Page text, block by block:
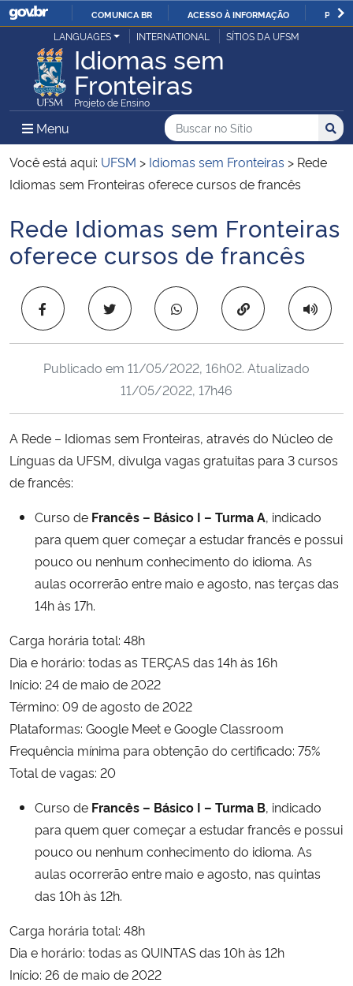
IR
PARA
O
COMUNICA BR ACESSO À INFORMAÇÃO
Ministério da Justiça e Segurança Pública
Ministério da Defesa
Ministério das Relações Exteriores
Ministério da Infraestrutura
Ministério da Educação
Ministério da Cidadania
Ministério da Ciência, Tecnologia, Inovações e Comunicações
Controladoria-Geral da União
Ministério da Mulher, da Família e dos Direitos Humanos
Secretaria de Governo
Gabinete de Segurança Institucional
Advocacia-Geral da União
Planalto
LANGUAGES INTERNATIONAL SÍTIOS DA UFSM
Idiomas sem
Fronteiras
Projeto de Ensino
Menu Menu Principal do Sítio
Busca
Buscar no no Sítio
Busca:
Você está aqui: UFSM > Idiomas sem Fronteiras > Rede
Idiomas sem Fronteiras oferece cursos de francês
Início do conteúdo
Rede Idiomas sem Fronteiras
oferece cursos de francês
Copiar para área
Publicado em 11/05/2022, 16h02. Atualizado
11/05/2022, 17h46
A Rede – Idiomas sem Fronteiras, através do Núcleo de
Línguas da UFSM, divulga vagas gratuitas para 3 cursos
de francês:
Curso de Francês – Básico I – Turma A, indicado
para quem quer começar a estudar francês e possui
pouco ou nenhum conhecimento do idioma. As
aulas ocorrerão entre maio e agosto, nas terças das
14h às 17h.
Carga horária total: 48h
Dia e horário: todas as TERÇAS das 14h às 16h
Início: 24 de maio de 2022
Término: 09 de agosto de 2022
Plataformas: Google Meet e Google Classroom
Frequência mínima para obtenção do certificado: 75%
Total de vagas: 20
Curso de Francês – Básico I – Turma B, indicado
para quem quer começar a estudar francês e possui
pouco ou nenhum conhecimento do idioma. As
aulas ocorrerão entre maio e agosto, nas quintas
das 10h às 12h.
Carga horária total: 48h
Dia e horário: todas as QUINTAS das 10h às 12h
Início: 26 de maio de 2022